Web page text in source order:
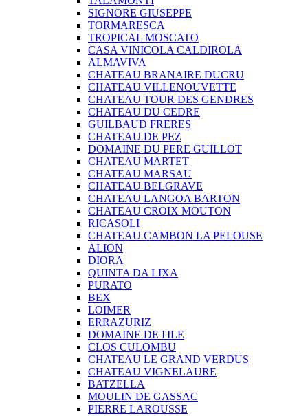
SIGNORE GIUSEPPE
TORMARESCA
TROPICAL MOSCATO
CASA VINICOLA CALDIROLA
ALMAVIVA
CHATEAU BRANAIRE DUCRU
CHATEAU VILLENOUVETTE
CHATEAU TOUR DES GENDRES
CHATEAU DU CEDRE
GUILBAUD FRERES
CHATEAU DE PEZ
DOMAINE DU PERE GUILLOT
CHATEAU MARTET
CHATEAU MARSAU
CHATEAU BELGRAVE
CHATEAU LANGOA BARTON
CHATEAU CROIX MOUTON
RICASOLI
CHATEAU CAMBON LA PELOUSE
ALION
DIORA
QUINTA DA LIXA
PURATO
BEX
LOIMER
ERRAZURIZ
DOMAINE DE I'ILE
CLOS CULOMBU
CHATEAU LE GRAND VERDUS
CHATEAU VIGNELAURE
BATZELLA
MOULIN DE GASSAC
PIERRE LAROUSSE